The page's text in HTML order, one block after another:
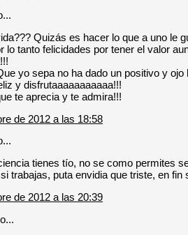
Quizás es hacer lo que a uno le
lo tanto felicidades por tener el valor
yo sepa no ha dado un positivo y
y disfrutaaaaaaaaaaa!!!
te aprecia y te admira!!!
de 2012 a las 18:58
tienes tío, no se como permites
trabajas, puta envidia que triste, en fin
de 2012 a las 20:39